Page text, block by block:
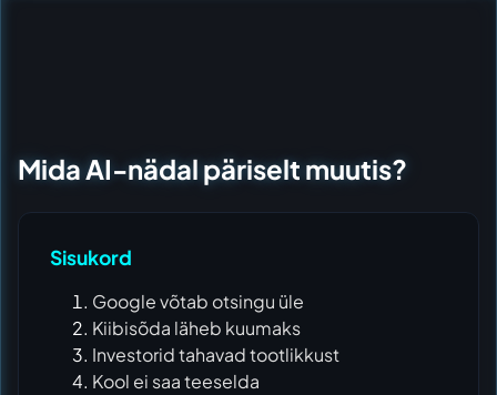
Mida AI-nädal päriselt muutis?
Sisukord
Google võtab otsingu üle
Kiibisõda läheb kuumaks
Investorid tahavad tootlikkust
Kool ei saa teeselda